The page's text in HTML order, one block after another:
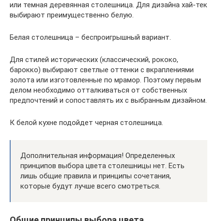
или темная деревянная столешница. Для дизайна хай-тек
выбирают преимущественно белую.
Белая столешница – беспроигрышный вариант.
Для стилей исторических (классический, рококо,
барокко) выбирают светлые оттенки с вкраплениями
золота или изготовленные по мрамор. Поэтому первым
делом необходимо отталкиваться от собственных
предпочтений и сопоставлять их с выбранным дизайном.
К белой кухне подойдет черная столешница.
Дополнительная информация! Определенных
принципов выбора цвета столешницы нет. Есть
лишь общие правила и принципы сочетания,
которые будут лучше всего смотреться.